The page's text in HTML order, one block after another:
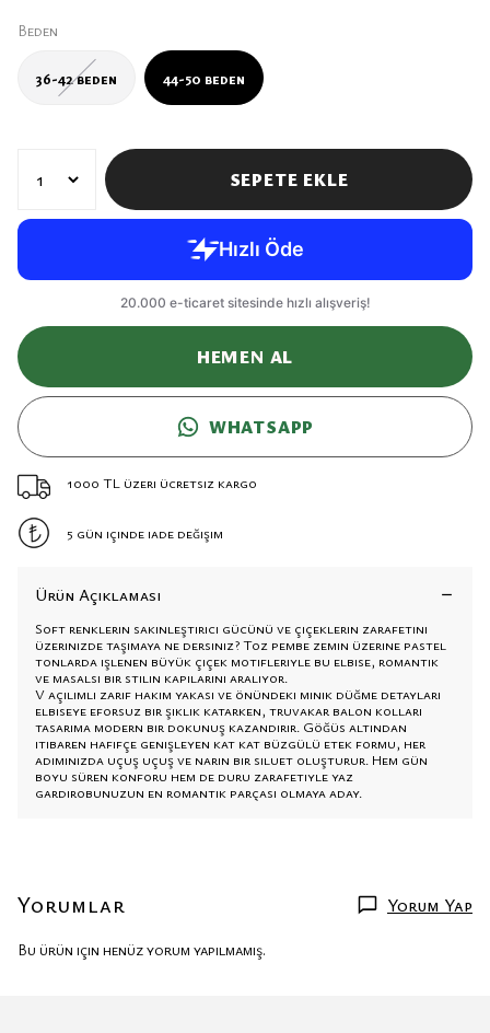
Beden
36-42 beden 44-50 beden
SEPETE EKLE
HEMEN AL
WHATSAPP
1000 TL üzeri ücretsiz kargo
5 gün içinde iade değişim
Ürün Açıklaması
Soft renklerin sakinleştirici gücünü ve çiçeklerin zarafetini
üzerinizde taşımaya ne dersiniz? Toz pembe zemin üzerine pastel
tonlarda işlenen büyük çiçek motifleriyle bu elbise, romantik
ve masalsı bir stilin kapılarını aralıyor.
V açılımlı zarif hakim yakası ve önündeki minik düğme detayları
elbiseye eforsuz bir şıklık katarken, truvakar balon kolları
tasarıma modern bir dokunuş kazandırır. Göğüs altından
itibaren hafifçe genişleyen kat kat büzgülü etek formu, her
adımınızda uçuş uçuş ve narin bir siluet oluşturur. Hem gün
boyu süren konforu hem de duru zarafetiyle yaz
gardırobunuzun en romantik parçası olmaya aday.
Yorumlar Yorum Yap
Bu ürün için henüz yorum yapılmamış.